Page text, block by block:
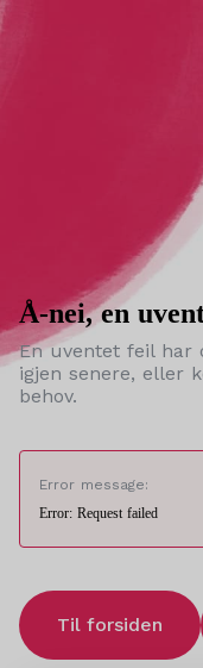
Å-nei, en
En uventet feil har
igjen senere, eller
behov.
Error message:
Error: Request failed
Til forsiden